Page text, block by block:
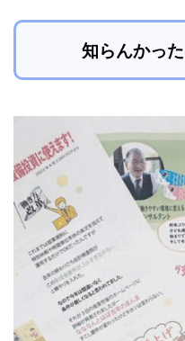
知らんかっ